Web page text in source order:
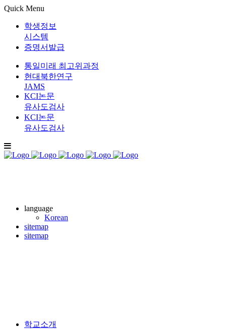
Quick Menu
학생정보
시스템
증명서발급
통일미래 최고위과정
현대북한연구
JAMS
KCI논문
유사도검사
KCI논문
유사도검사
language
Korean
sitemap
sitemap
학교소개